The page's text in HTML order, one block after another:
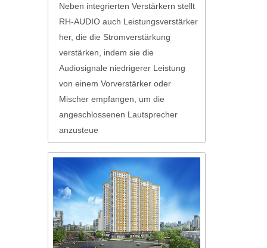
Neben integrierten Verstärkern stellt
RH-AUDIO auch Leistungsverstärker
her, die die Stromverstärkung
verstärken, indem sie die
Audiosignale niedrigerer Leistung
von einem Vorverstärker oder
Mischer empfangen, um die
angeschlossenen Lautsprecher
anzusteue